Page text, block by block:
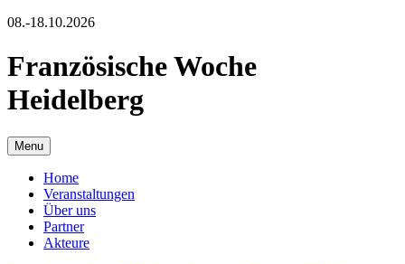
08.-18.10.2026
Französische Woche
Heidelberg
Menu
Home
Veranstaltungen
Über uns
Partner
Akteure